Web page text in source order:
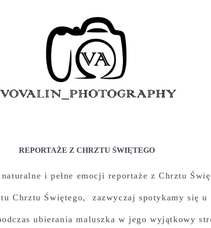
REPORTAŻE Z CHRZTU ŚWIĘTEGO
i pełne emocji reportaże z Chrztu
Chrztu Świętego, zazwyczaj spotykamy się u
ubierania maluszka w jego wyjątkowy